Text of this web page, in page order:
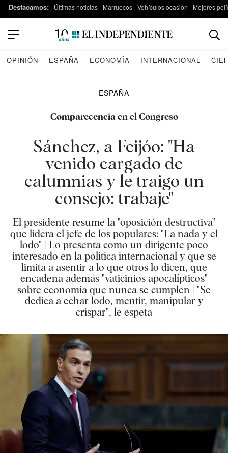
Destacamos: Últimas noticias Marruecos Vehículos ocasión Mejores
OPINIÓN ESPAÑA ECONOMÍA INTERNACIONAL
ESPAÑA
Comparecencia en el Congreso
Sánchez, a Feijóo: "Ha
venido cargado de
calumnias y le traigo un
consejo: trabaje"
El presidente resume la "oposición destructiva"
que lidera el jefe de los populares: "La nada y el
lodo" | Lo presenta como un dirigente poco
interesado en la política internacional y que se
limita a asentir a lo que otros lo dicen, que
encadena además "vaticinios apocalípticos"
sobre economía que nunca se cumplen | "Se
dedica a echar lodo, mentir, manipular y
crispar", le espeta